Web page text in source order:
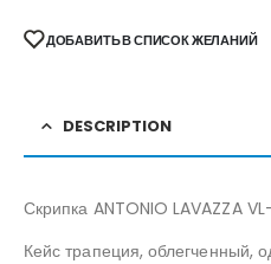
ДОБАВИТЬ В СПИСОК ЖЕЛАНИЙ
DESCRIPTION
Скрипка ANTONIO LAVAZZA
Кейс трапеция, облегченный,